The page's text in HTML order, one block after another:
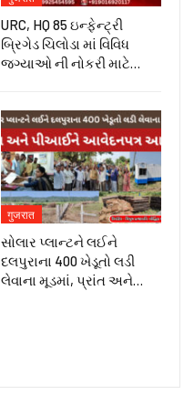
URC, HQ 85 ઇન્ફેન્ટ્રી
બ્રિગેડ ચિલોડા માં વિવિધ
જગ્યાઓ ની નોકરી માટે…
गुजरात
સોલાર પ્લાન્ટને લઈને
દલપુરાના 400 ખેડૂતો લડી
લેવાના મૂડમાં, પ્રાંત અને…